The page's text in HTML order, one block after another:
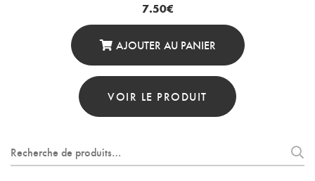
7.50€
AJOUTER AU PANIER
VOIR LE PRODUIT
Recherche
pour :